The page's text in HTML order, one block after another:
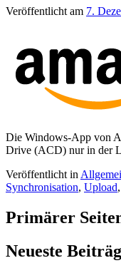
Veröffentlicht am 7.
Die Windows-App von
Drive (ACD) nur in der
Veröffentlicht in
Synchronisation, Upload,
Primärer
Neueste